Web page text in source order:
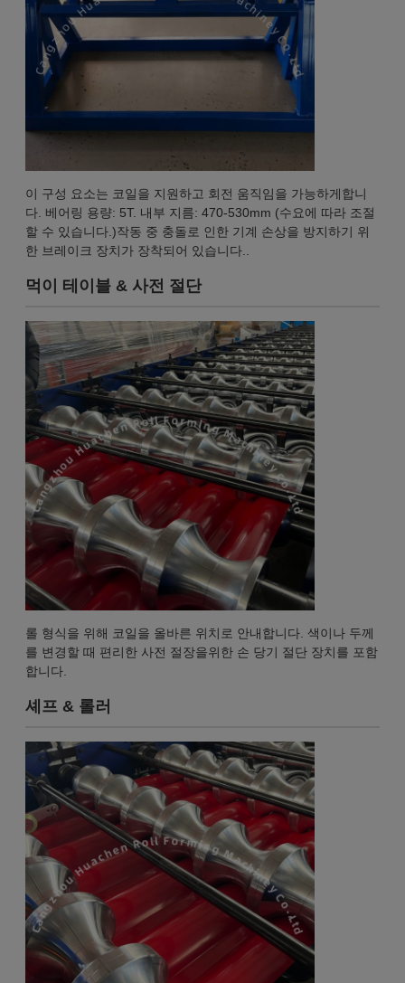
이 구성 요소는 코일을 지원하고 회전 움직임을 가능하게합니
다. 베어링 용량: 5T. 내부 지름: 470-530mm (수요에 따라 조절
할 수 있습니다.)작동 중 충돌로 인한 기계 손상을 방지하기 위
한 브레이크 장치가 장착되어 있습니다..
먹이 테이블 & 사전 절단
롤 형식을 위해 코일을 올바른 위치로 안내합니다. 색이나 두께
를 변경할 때 편리한 사전 절장을위한 손 당기 절단 장치를 포함
합니다.
셰프 & 롤러